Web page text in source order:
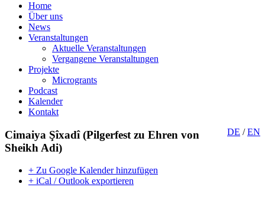
Home
Über uns
News
Veranstaltungen
Aktuelle Veranstaltungen
Vergangene Veranstaltungen
Projekte
Microgrants
Podcast
Kalender
Kontakt
DE /EN
Cimaiya Şîxadî (Pilgerfest zu Ehren von
Sheikh Adi)
+ Zu Google Kalender hinzufügen
+ iCal / Outlook exportieren